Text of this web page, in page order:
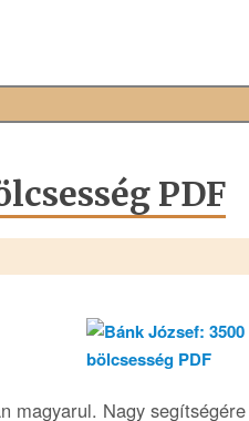
PDF
magyarul. Nagy segítségére